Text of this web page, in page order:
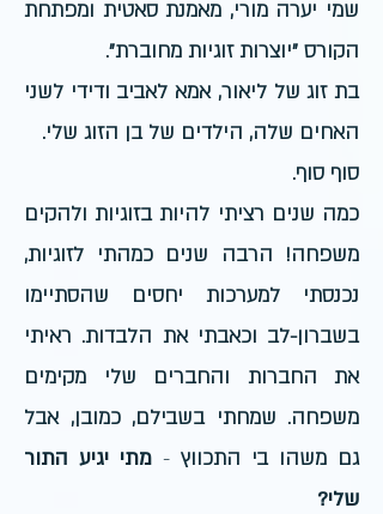
שמי יערה מורי, מאמנת סאטית ומפתחת
הקורס "יוצרות זוגיות מחוברת".
בת זוג של ליאור, אמא לאביב ודידי לשני
האחים שלה, הילדים של בן הזוג שלי.
סוף סוף.
כמה שנים רציתי להיות בזוגיות ולהקים
משפחה! הרבה שנים כמהתי לזוגיות,
נכנסתי למערכות יחסים שהסתיימו
בשברון-לב וכאבתי את הלבדות. ראיתי
את החברות והחברים שלי מקימים
משפחה. שמחתי בשבילם, כמובן, אבל
גם משהו בי התכווץ - מתי יגיע התור
שלי?